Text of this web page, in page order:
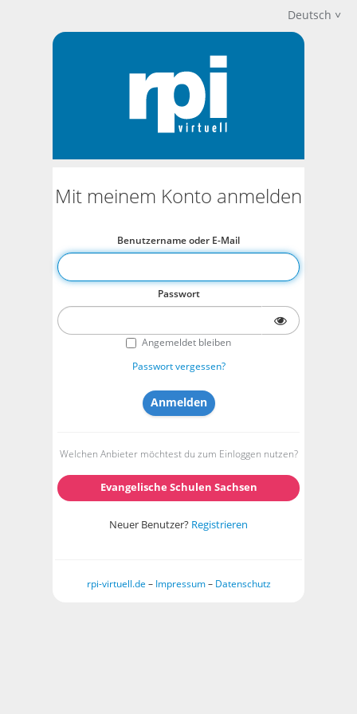
Deutsch
Mit meinem Konto anmelden
Benutzername oder E-Mail
Passwort
Angemeldet bleiben
Passwort vergessen?
Welchen Anbieter möchtest du zum Einloggen nutzen?
Evangelische Schulen Sachsen
Neuer Benutzer? Registrieren
rpi-virtuell.de – Impressum – Datenschutz